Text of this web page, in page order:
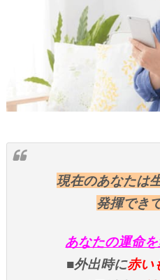
現在のあなたは
発揮でき
あなたの運命
■外出時に赤い